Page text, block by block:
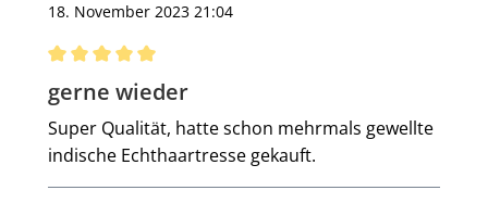
18. November 2023 21:04
Bewertung mit 5 von 5 Sternen
gerne wieder
Super Qualität, hatte schon mehrmals gewellte
indische Echthaartresse gekauft.